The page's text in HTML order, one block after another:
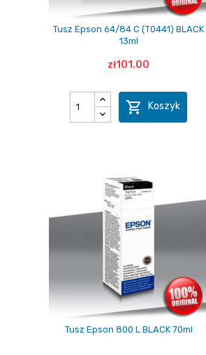
Tusz Epson 64/84 C (T0441) BLACK
13ml
zł101.00
 Koszyk
Tusz Epson 800 L BLACK 70ml